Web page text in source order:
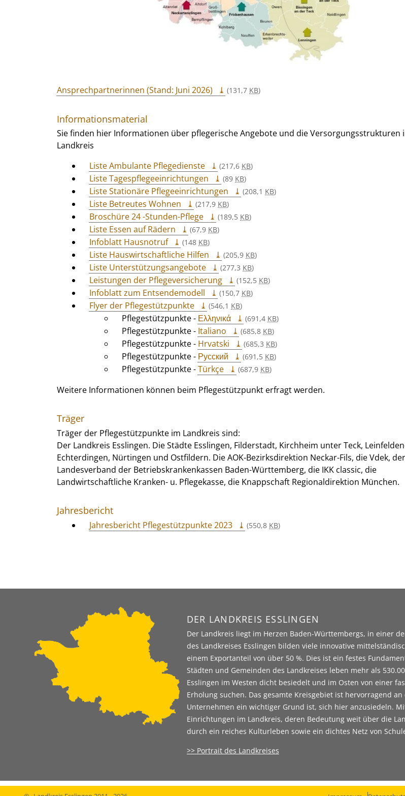
Ansprechpartnerinnen (Stand: Juni 2026) (131,7 KB)
Informationsmaterial
Sie finden hier Informationen über pflegerische Angebote und die Versorgungsstrukturen
Landkreis
Liste Ambulante Pflegedienste
(217,6 KB)
Liste Tagespflegeeinrichtungen (89 KB)
Liste Stationäre Pflegeeinrichtungen (208,1 KB)
Liste Betreutes Wohnen (217,9 KB)
Broschüre 24 -Stunden-Pflege (189,5 KB)
Liste Essen auf Rädern (67,9 KB)
Infoblatt Hausnotruf (148 KB)
Liste Hauswirtschaftliche Hilfen (205,9 KB)
Liste Unterstützungsangebote (277,3 KB)
Leistungen der Pflegeversicherung (152,5 KB)
Infoblatt zum Entsendemodell (150,7 KB)
Flyer der Pflegestützpunkte (546,1 KB)
Pflegestützpunkte - Ελληνικά (691,4 KB)
Pflegestützpunkte - Italiano (685,8 KB)
Pflegestützpunkte - Hrvatski (685,3 KB)
Pflegestützpunkte - Русский (691,5 KB)
Pflegestützpunkte -Türkçe (687,9 KB)
Weitere Informationen können beim Pflegestützpunkt erfragt werden.
Träger
Träger der Pflegestützpunkte im Landkreis sind:
Der Landkreis Esslingen. Die Städte Esslingen, Filderstadt, Kirchheim unter Teck,
Echterdingen, Nürtingen und Ostfildern. Die AOK-Bezirksdirektion Neckar-Fils, die Vdek, der
Landesverband der Betriebskrankenkassen Baden-Württemberg, die IKK classic, die
Landwirtschaftliche Kranken- u. Pflegekasse, die Knappschaft Regionaldirektion München.
Jahresbericht
Jahresbericht Pflegestützpunkte 2023 (550,8 KB)
DER LANDKREIS ESSLINGEN
Der Landkreis liegt im Herzen Baden-Württembergs, in einer
des Landkreises Esslingen bilden viele innovative
einem Exportanteil von über 50 %. Dies ist ein festes
Städten und Gemeinden des Landkreises leben mehr als
Esslingen im Westen dicht besiedelt und im Osten von einer
Erholung suchen. Das gesamte Kreisgebiet ist hervorragend
Unternehmen ein wichtiger Grund ist, sich hier anzusiedeln.
Einrichtungen im Landkreis, deren Bedeutung weit über die
durch ein reiches Kulturleben sowie ein dichtes Netz von
>> Portrait des Landkreises